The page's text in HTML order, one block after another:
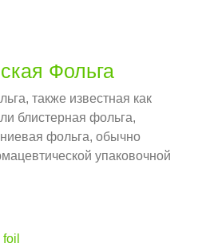
Фольга
также известная как
блистерная фольга,
фольга, обычно
упаковочной